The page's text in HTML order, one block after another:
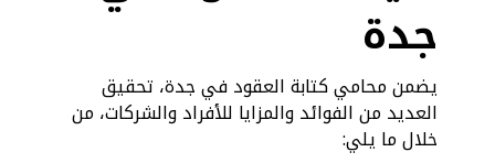
جدة
يضمن محامي كتابة العقود في جدة، تحقيق
العديد من الفوائد والمزايا للأفراد والشركات، من
خلال ما يلي: